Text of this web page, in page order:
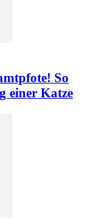
So
einer Katze